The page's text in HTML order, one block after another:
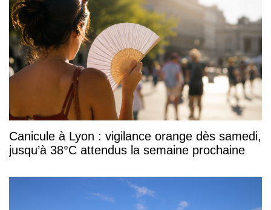
Canicule à Lyon : vigilance orange dès samedi,
jusqu’à 38°C attendus la semaine prochaine